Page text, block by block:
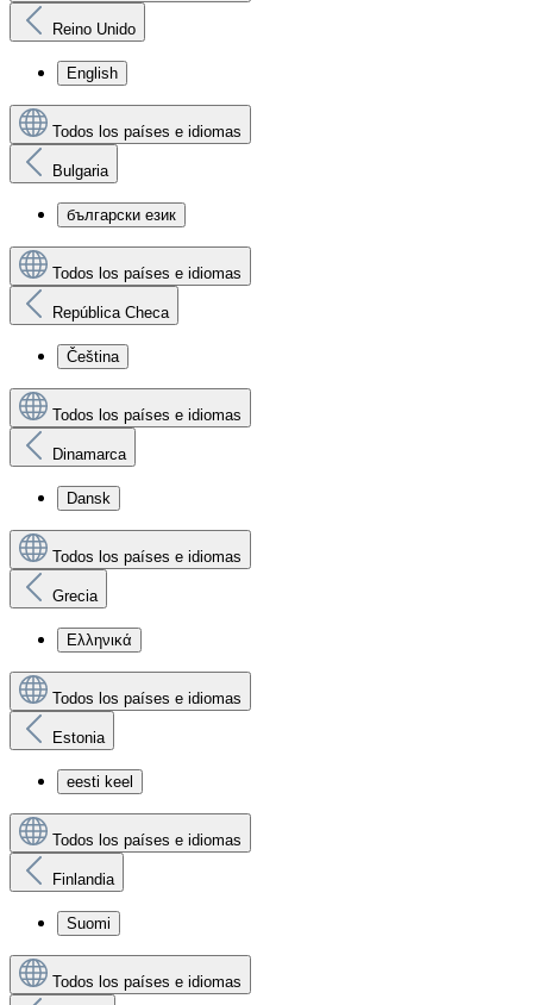
Reino Unido
English
Todos los países e idiomas
Bulgaria
български език
Todos los países e idiomas
República Checa
Čeština
Todos los países e idiomas
Dinamarca
Dansk
Todos los países e idiomas
Grecia
Ελληνικά
Todos los países e idiomas
Estonia
eesti keel
Todos los países e idiomas
Finlandia
Suomi
Todos los países e idiomas